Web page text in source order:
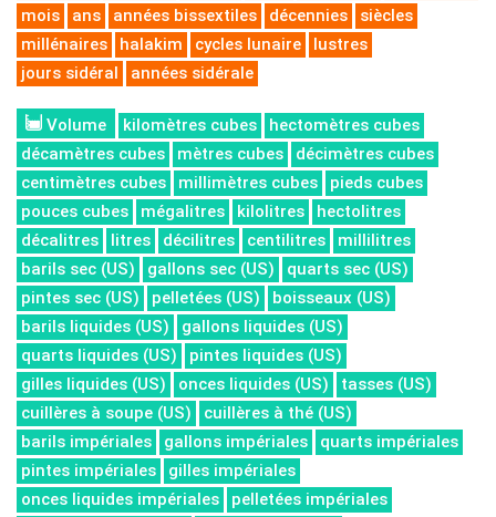
mois
ans années bissextiles décennies
siècles
millénaires
halakim cycles lunaire
lustres
jours sidéral
années sidérale
Volume kilomètres cubes
hectomètres cubes
décamètres cubes
mètres cubes
décimètres cubes
centimètres cubes
millimètres cubes
pieds cubes
pouces cubes
mégalitres kilolitres
hectolitres
décalitres
litres décilitres centilitres
millilitres
barils sec (US)
gallons sec (US)
quarts sec (US)
pintes sec (US)
pelletées (US)
boisseaux (US)
barils liquides (US)
gallons liquides (US)
quarts liquides (US)
pintes liquides (US)
gilles liquides (US)
onces liquides (US)
tasses (US)
cuillères à soupe (US)
cuillères à thé (US)
barils impériales
gallons impériales
quarts impériales
pintes impériales
gilles impériales
onces liquides impériales
pelletées impériales